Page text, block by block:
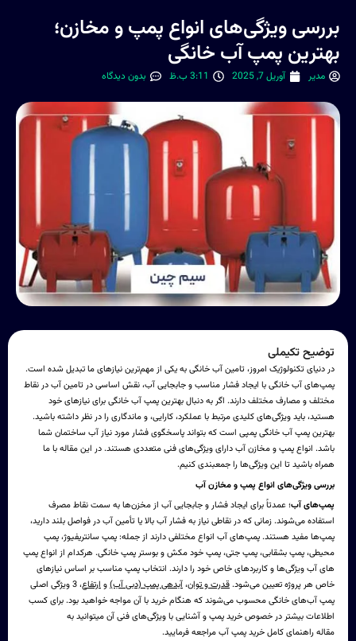
بررسی ویژگی‌های انواع پمپ و مخازن؛
بهترین پمپ آب خانگی
مدیر آوریل 7, 2025 3:11 ب.ظ بدون دیدگاه
توضیح تکیملی
در دنیای تکنولوژیک امروز، تامین آب خانگی به یکی از مهم‌ترین نیازهای ما تبدیل شده است.
پمپ‌های آب خانگی با ایجاد فشار مناسب و جابجایی آب، نقش اساسی در تامین آب در نقاط
مختلف و مصارف مختلف دارند. اگر به دنبال بهترین پمپ آب خانگی برای نیازهای خود
هستید، باید ویژگی‌های کلیدی مرتبط با عملکرد، کارایی، و ماندگاری را در نظر داشته باشید.
بهترینپمپ آب خانگیپمپی است که بتواند پاسخگوی فشار مورد نیاز آب ساختمان شما
باشد. انواع پمپ و مخازنآب دارای ویژگی‌های فنی متعددی هستند. در این مقاله با ما
همراه باشید تا این ویژگی‌ها را جمعبندی کنیم.
بررسی ویژگی‌های انواع پمپ و مخازن آب
پمپ‌های آب؛ عمدتاً برای ایجاد فشار و جابجایی آب از مخزن‌ها به سمت نقاط مصرف
استفاده می‌شوند. زمانی که در نقاطی نیاز به فشار آب بالا یا تأمین آب در فواصل بلند دارید،
پمپ‌ها مفید هستند. پمپ‌های آب انواع مختلفی دارند از جمله: پمپ سانتریفیوژ، پمپ
محیطی، پمپ بشقابی، پمپ جتی، پمپ خود مکش و بوستر پمپ خانگی. هرکدام از انواع پمپ
های آب ویژگی‌ها و کاربردهای خاص خود را دارند. انتخاب پمپ مناسب بر اساس نیازهای
خاص هر پروژه تعیین می‌شود.قدرت و توان،آبدهی پمپ (دبی آب)وارتفاع
، 3 ویژگی اصلی
پمپ آب‌های خانگی محسوب می‌شوند که هنگام خرید با آن مواجه خواهید بود. برای کسب
اطلاعات بیشتر در خصوص خرید پمپ و آشنایی با ویژگی‌های فنی آن میتوانید به
مقالهراهنمای کامل خرید پمپ آبمراجعه فرمایید.